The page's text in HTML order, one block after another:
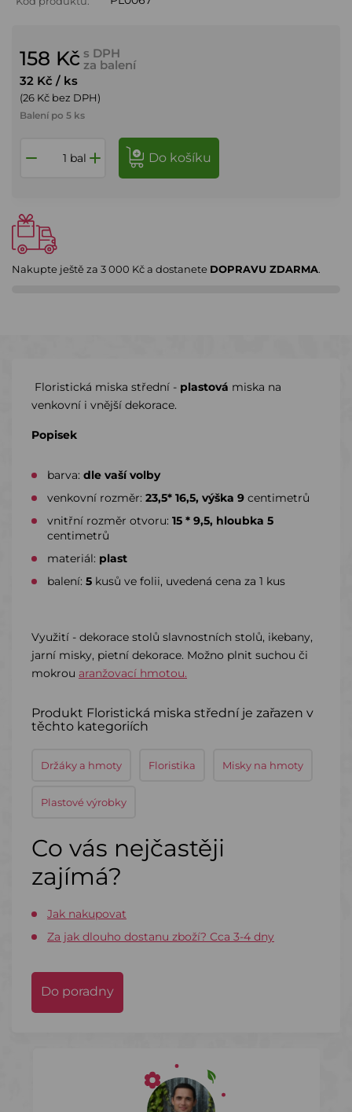
158 Kč s DPH
za balení
32 Kč / ks
(26 Kč bez DPH)
Balení po 5 ks
bal do košíku
Nakupte ještě za 3 000 Kča dostanete DOPRAVU ZDARMA.
Floristická miska střední - plastová miska na
venkovní i vnější dekorace.
Popisek
barva: dle vaší volby
venkovní rozměr: 23,5* 16,5, výška 9 centimetrů
vnitřní rozměr otvoru: 15 * 9,5, hloubka 5
centimetrů
materiál: plast
balení: 5 kusů ve folii, uvedená cena za 1 kus
Využití - dekorace stolů slavnostních stolů, ikebany,
jarní misky, pietní dekorace. Možno plnit suchou či
mokrou aranžovací hmotou.
Produkt Floristická miska střední je zařazen v
těchto kategoriích
Držáky a hmoty Floristika Misky na hmoty
Plastové výrobky
Co vás nejčastěji
zajímá?
Jak nakupovat
Za jak dlouho dostanu zboží? Cca 3-4 dny
Do poradny